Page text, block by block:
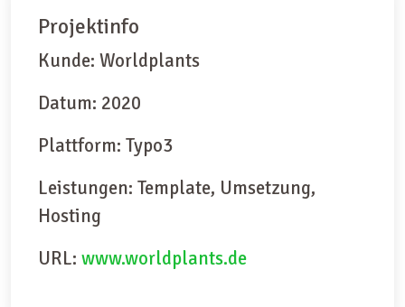
Projektinfo
Kunde: Worldplants
Datum: 2020
Plattform: Typo3
Leistungen: Template, Umsetzung,
Hosting
URL: www.worldplants.de